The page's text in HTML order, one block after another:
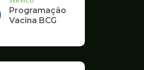
Programação
Vacina BCG